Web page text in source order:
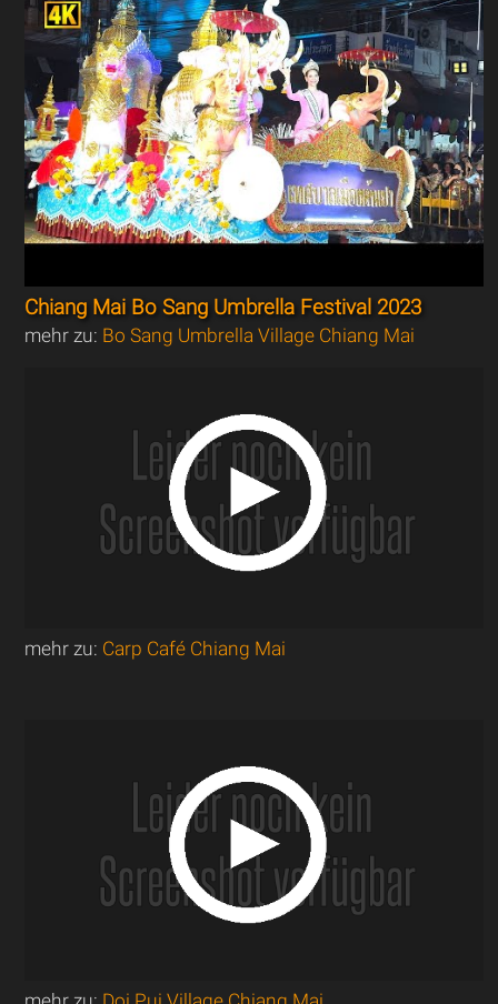
Chiang Mai Bo Sang Umbrella Festival 2023
mehr zu: Bo Sang Umbrella Village Chiang Mai
mehr zu: Carp Café Chiang Mai